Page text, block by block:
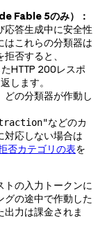
Fable 5のみ）：
応答生成中に安全性
これらの分類器は
否すると、
HTTP 200レスポ
します。
どの分類器が作動し
などのカ
対応しない場合は
否カテゴリの表を
トの入力トークンに
グの途中で作動した
力は課金されま